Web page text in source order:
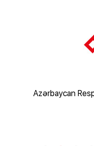
Azərbaycan